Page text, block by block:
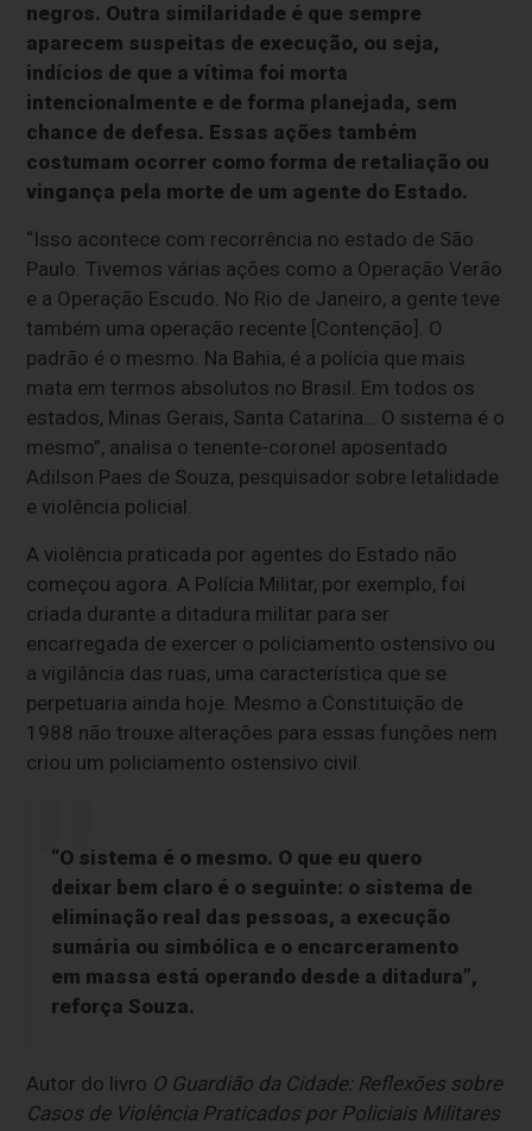
negros. Outra similaridade é que sempre
aparecem suspeitas de execução, ou seja,
indícios de que a vítima foi morta
intencionalmente e de forma planejada, sem
chance de defesa. Essas ações também
costumam ocorrer como forma de retaliação ou
vingança pela morte de um agente do Estado.
“Isso acontece com recorrência no estado de São
Paulo. Tivemos várias ações como a Operação Verão
e a Operação Escudo. No Rio de Janeiro, a gente teve
também uma operação recente [Contenção]. O
padrão é o mesmo. Na Bahia, é a polícia que mais
mata em termos absolutos no Brasil. Em todos os
estados, Minas Gerais, Santa Catarina… O sistema é o
mesmo”, analisa o tenente-coronel aposentado
Adilson Paes de Souza, pesquisador sobre letalidade
e violência policial.
A violência praticada por agentes do Estado não
começou agora. A Polícia Militar, por exemplo, foi
criada durante a ditadura militar para ser
encarregada de exercer o policiamento ostensivo ou
a vigilância das ruas, uma característica que se
perpetuaria ainda hoje. Mesmo a Constituição de
1988 não trouxe alterações para essas funções nem
criou um policiamento ostensivo civil.
“O sistema é o mesmo. O que eu quero
deixar bem claro é o seguinte: o sistema de
eliminação real das pessoas, a execução
sumária ou simbólica e o encarceramento
em massa está operando desde a ditadura”,
reforça Souza.
Autor do livro O Guardião da Cidade: Reflexões sobre
Casos de Violência Praticados por Policiais Militares